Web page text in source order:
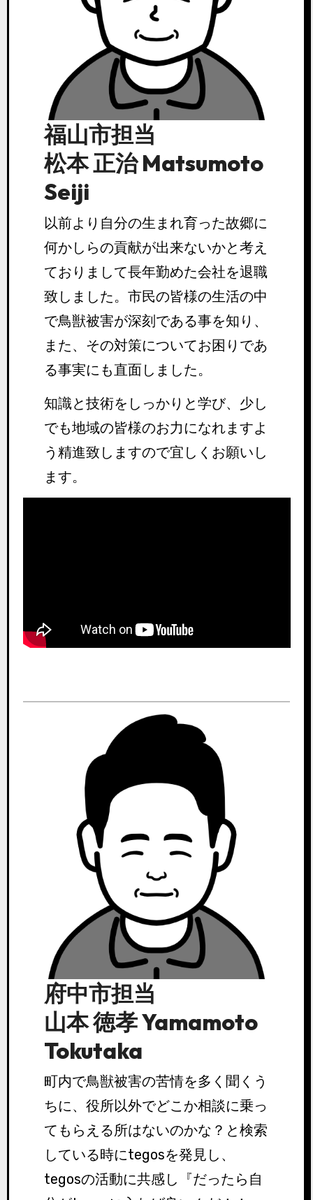
福山市担当
松本 正治 Matsumoto
Seiji
以前より自分の生まれ育った故郷に
何かしらの貢献が出来ないかと考え
ておりまして長年勤めた会社を退職
致しました。市民の皆様の生活の中
で鳥獣被害が深刻である事を知り、
また、その対策についてお困りであ
る事実にも直面しました。
知識と技術をしっかりと学び、少し
でも地域の皆様のお力になれますよ
う精進致しますので宜しくお願いし
ます。
府中市担当
山本 徳孝 Yamamoto
Tokutaka
町内で鳥獣被害の苦情を多く聞くう
ちに、役所以外でどこか相談に乗っ
てもらえる所はないのかな？と検索
している時にtegosを発見し、
tegosの活動に共感し『だったら自